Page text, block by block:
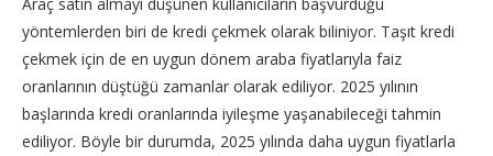
yöntemlerden biri de kredi çekmek olarak biliniyor. Taşıt kredi
çekmek için de en uygun dönem araba fiyatlarıyla faiz
oranlarının düştüğü zamanlar olarak ediliyor. 2025 yılının
başlarında kredi oranlarında iyileşme yaşanabileceği tahmin
ediliyor. Böyle bir durumda, 2025 yılında daha uygun fiyatlarla